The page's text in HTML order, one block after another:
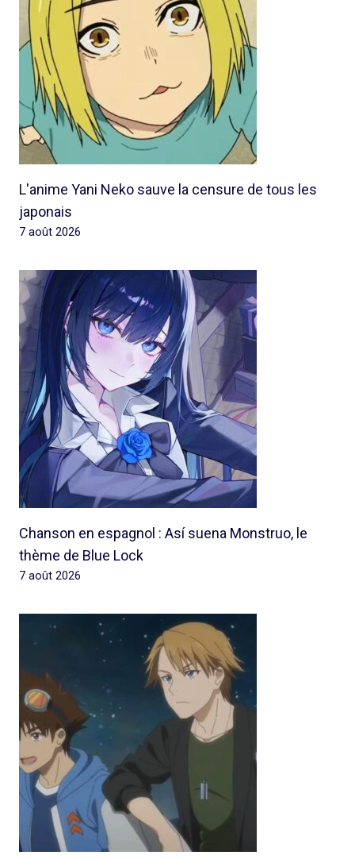
L'anime Yani Neko sauve la censure de tous les
japonais
7 août 2026
Chanson en espagnol : Así suena Monstruo, le
thème de Blue Lock
7 août 2026